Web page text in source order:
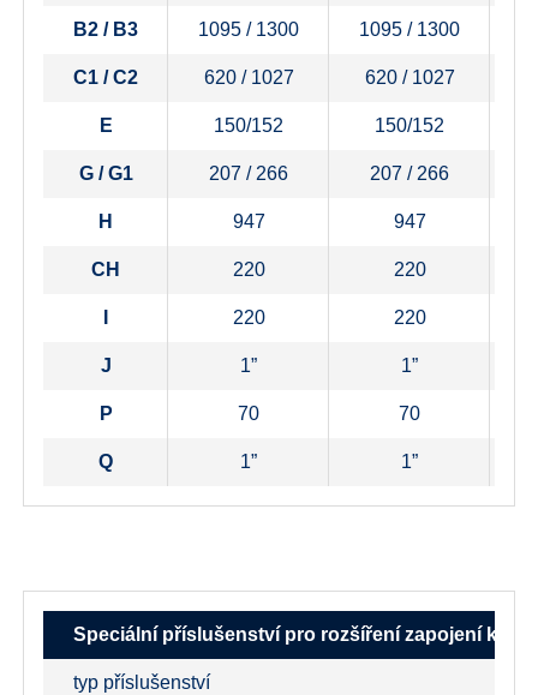
B2 / B3 1095 / 1300 1095 / 1300
C1 / C2 620 / 1027 620 / 1027
E 150/152 150/152
G / G1 207 / 266 207 / 266
H 947 947
CH 220 220
220 220
J 1” 1”
P 70 70
Q 1” 1”
Speciální příslušenství pro rozšíření zapojení kotle
typ příslušenství